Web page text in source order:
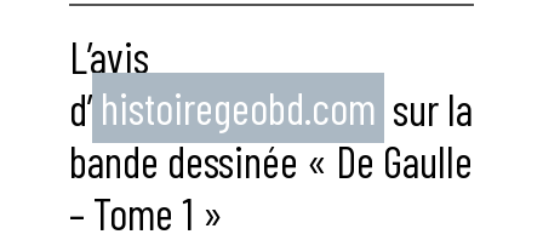
L’avis
d’ histoiregeobd.com sur la
bande dessinée « De Gaulle
– Tome 1 »